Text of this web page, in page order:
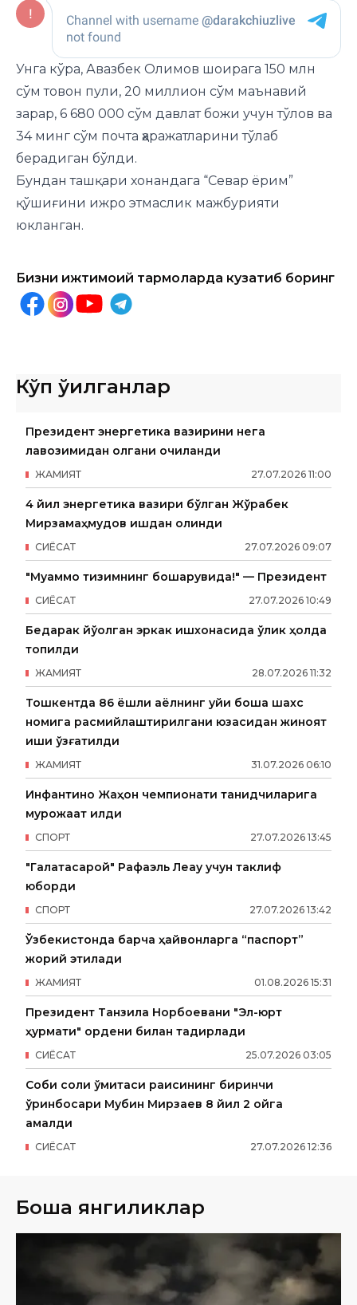
Унга кўра, Авазбек Олимов шоирага 150 млн
сўм товон пули, 20 миллион сўм маънавий
зарар, 6 680 000 сўм давлат божи учун тўлов ва
34 минг сўм почта ҳаражатларини тўлаб
берадиган бўлди.
Бундан ташқари хонандага “Севар ёрим”
қўшиғини ижро этмаслик мажбурияти
юкланган.
Бизни ижтимоий тармоқларда кузатиб боринг
Кўп ўқилганлар
Президент энергетика вазирини нега
лавозимидан олгани очиқланди
27.07.2026 11:00
ЖАМИЯТ
4 йил энергетика вазири бўлган Жўрабек
Мирзамаҳмудов ишдан олинди
27.07.2026 09:07
СИËСАТ
"Муаммо тизимнинг бошқарувида!" — Президент
27.07.2026 10:49
СИËСАТ
Бедарак йўқолган эркак ишхонасида ўлик ҳолда
топилди
28.07.2026 11:32
ЖАМИЯТ
Тошкентда 86 ёшли аёлнинг уйи бошқа шахс
номига расмийлаштирилгани юзасидан жиноят
иши қўзғатилди
31.07.2026 06:10
ЖАМИЯТ
Инфантино Жаҳон чемпионати танқидчиларига
мурожаат қилди
27.07.2026 13:45
СПОРТ
"Галатасарой" Рафаэль Леау учун таклиф
юборди
27.07.2026 13:42
СПОРТ
Ўзбекистонда барча ҳайвонларга “паспорт”
жорий этилади
01.08.2026 15:31
ЖАМИЯТ
Президент Танзила Норбоевани "Эл-юрт
ҳурмати" ордени билан тақдирлади
25.07.2026 03:05
СИËСАТ
Собиқ солиқ қўмитаси раисининг биринчи
ўринбосари Мубин Мирзаев 8 йил 2 ойга
қамалди
27.07.2026 12:36
СИËСАТ
Бошқа янгиликлар